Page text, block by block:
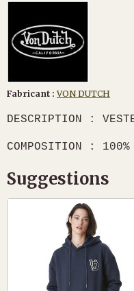
Fabricant : VON DUTCH
DESCRIPTION :
COMPOSITION :
Suggestions